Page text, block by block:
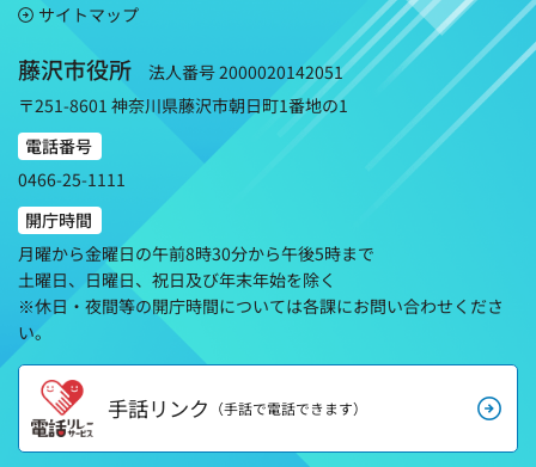
サイトマップ
藤沢市役所
法人番号 2000020142051
〒251-8601 神奈川県藤沢市朝日町1番地の1
電話番号
0466-25-1111
開庁時間
月曜から金曜日の午前8時30分から午後5時まで
土曜日、日曜日、祝日及び年末年始を除く
※休日・夜間等の開庁時間については各課にお問い合わせくださ
い。
手話リンク （手話で電話できます）